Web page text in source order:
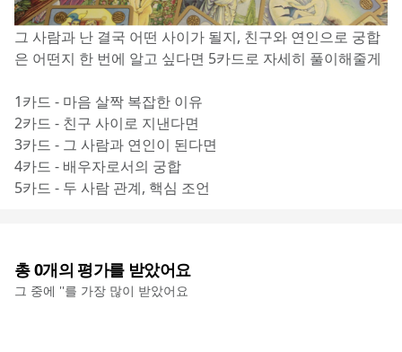
그 사람과 난 결국 어떤 사이가 될지, 친구와 연인으로 궁합
은 어떤지 한 번에 알고 싶다면 5카드로 자세히 풀이해줄게
1카드 - 마음 살짝 복잡한 이유
2카드 - 친구 사이로 지낸다면
3카드 - 그 사람과 연인이 된다면
4카드 - 배우자로서의 궁합
5카드 - 두 사람 관계, 핵심 조언
총0개의 평가를 받았어요
그 중에 ''를 가장 많이 받았어요